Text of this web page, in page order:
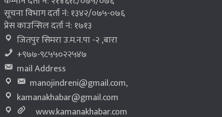
सूचना विभाग दर्ता नं: १३४२/०७५-०७६
प्रेस काउन्सिल दर्ता नं: १७१३
जितपुर सिमरा उ.म.न.पा -२ ,बारा
+९७७-९८५५०२२५४७
mail Address
manojindreni@gmail.com,
kamanakhabar@gmail.com
www.kamanakhabar.com